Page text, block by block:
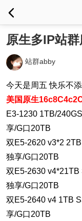
原生多IP站
站群abby
今天是周五 快乐不
美国原生
E3-1230 1TB/
享/G口20TB
双E5-2620 v3*2
独享/G口20TB
双E5-2630 v4*21TB
独享/G口20TB
双E5-2640 v4 1TB
享/G口20TB